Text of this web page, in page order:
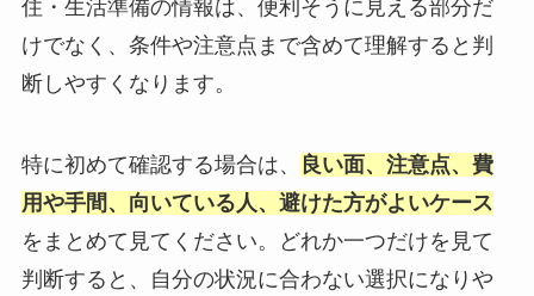
住・生活準備の情報は、便利そうに見える部分だ
けでなく、条件や注意点まで含めて理解すると判
断しやすくなります。
特に初めて確認する場合は、
良い面、注意点、費
用や手間、向いている人、避けた方がよいケース
をまとめて見てください。どれか一つだけを見て
判断すると、自分の状況に合わない選択になりや